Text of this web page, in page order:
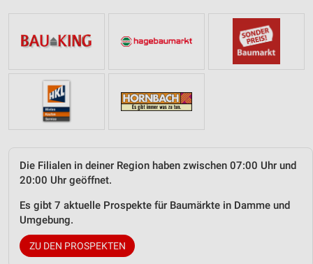
Die Filialen in deiner Region haben zwischen 07:00 Uhr und
20:00 Uhr geöffnet.
Es gibt 7 aktuelle Prospekte für Baumärkte in Damme und
Umgebung.
ZU DEN PROSPEKTEN